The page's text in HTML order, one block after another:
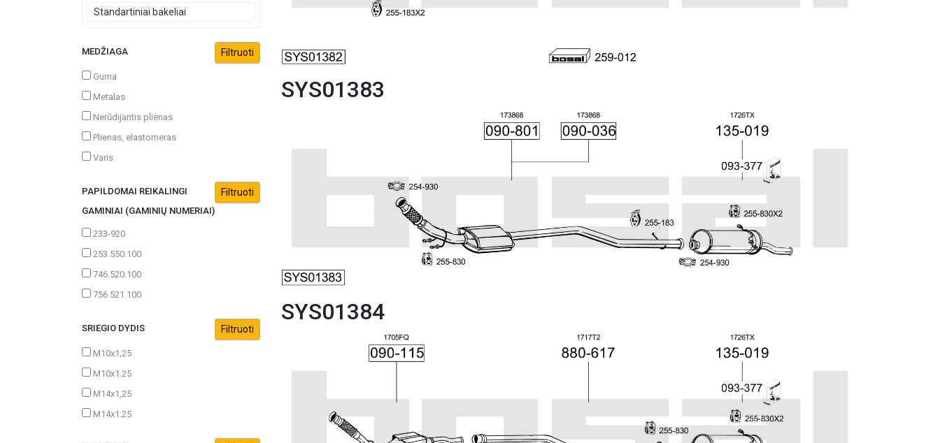
Standartiniai bakeliai
MEDŽIAGA
Guma
Metalas
Nerūdijantis plienas
Plienas, elastomeras
Varis
PAPILDOMAI REIKALINGI
GAMINIAI (GAMINIŲ NUMERIAI)
233-920
253.550.100
746.520.100
756.521.100
SRIEGIO DYDIS
M10x1,25
M10x1.25
M14x1,25
M14x1.25
SYS01383
SYS01384